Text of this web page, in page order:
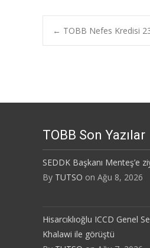
Post
← TOBB Nefes Kredisi
TOBB Son Yazılar
SEDDK Başkanı Menteş’e
By TUTSO on Ağu 8, 2026
Hisarcıklıoğlu ICCD Genel
Khalawi ile görüştü